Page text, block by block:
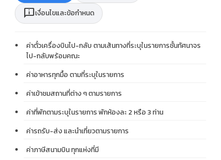
chat_infoเงื่อนไขและข้อกำหนด
ค่าตั๋วเครื่องบินไป-กลับ ตามเส้นทางที่ระบุในรายการชั้นทัศนาจร
ไป-กลับพร้อมคณะ
ค่าอาหารทุกมื้อ ตามที่ระบุในรายการ
ค่าเข้าชมสถานที่ต่าง ๆ ตามรายการ
ค่าที่พักตามระบุในรายการ พักห้องละ 2 หรือ 3 ท่าน
ค่ารถรับ-ส่ง และนำเที่ยวตามรายการ
ค่าภาษีสนามบิน ทุกแห่งที่มี